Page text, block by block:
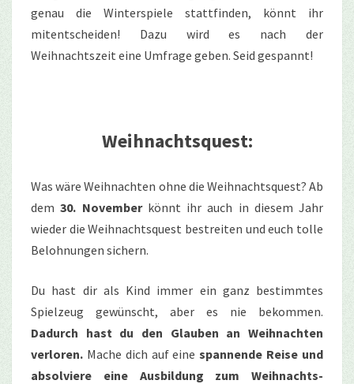
genau die Winterspiele stattfinden, könnt ihr
mitentscheiden! Dazu wird es nach der
Weihnachtszeit eine Umfrage geben. Seid gespannt!
Weihnachtsquest:
Was wäre Weihnachten ohne die Weihnachtsquest? Ab
dem30. Novemberkönnt ihr auch in diesem Jahr
wieder die Weihnachtsquest bestreiten und euch tolle
Belohnungen sichern.
Du hast dir als Kind immer ein ganz bestimmtes
Spielzeug gewünscht, aber es nie bekommen.
Dadurch hast du den Glauben an Weihnachten
verloren. Mache dich auf einespannende Reise und
absolviere eine Ausbildung zum Weihnachts-